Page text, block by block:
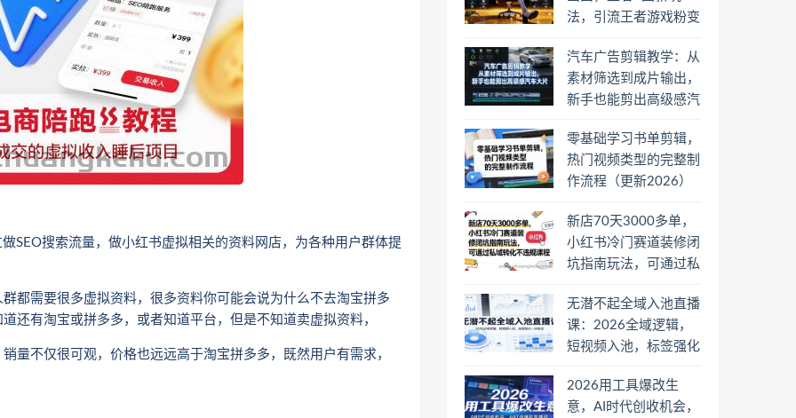
SEO搜索流量，做小红书虚拟相关的资料网店，为各种用户群体提
都需要很多虚拟资料，很多资料你可能会说为什么不去淘宝拼多
还有淘宝或拼多多，或者知道平台，但是不知道卖虚拟资料，
量不仅很可观，价格也远远高于淘宝拼多多，既然用户有需求，
法，引流王者游戏粉变
汽车广告剪辑教学：从
素材筛选到成片输出，
新手也能剪出高级感汽
零基础学习书单剪辑，
热门视频类型的完整制
作流程（更新2026）
新店70天3000多单，
小红书冷门赛道装修闭
坑指南玩法，可通过私
无潜不起全域入池直播
课：2026全域逻辑，
短视频入池，标签强化
2026用工具爆改生
意，AI时代创收机会，